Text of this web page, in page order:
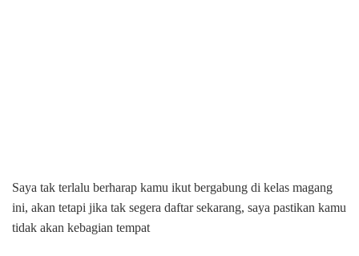
Saya tak terlalu berharap kamu ikut bergabung di kelas magang
ini, akan tetapi jika tak segera daftar sekarang, saya pastikan kamu
tidak akan kebagian tempat